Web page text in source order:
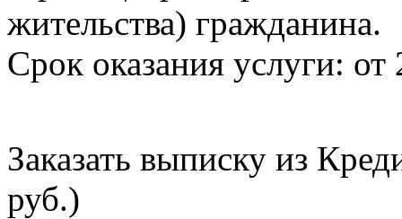
жительства) гражданина.
Срок оказания услуги: от
Заказать выписку из
руб.)